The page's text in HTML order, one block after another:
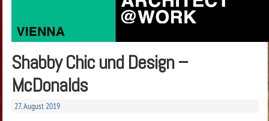
Shabby Chic und Design –
McDonalds
27. August 2019